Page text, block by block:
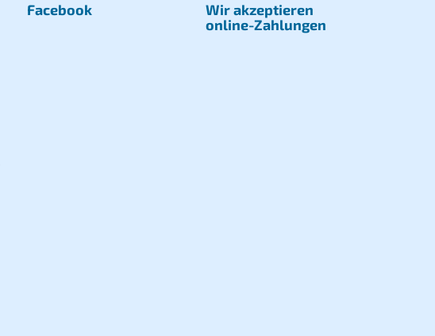
Facebook
Wir akzeptieren
online-Zahlungen